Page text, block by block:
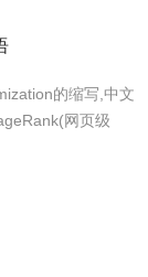
的缩写,中文
网页级